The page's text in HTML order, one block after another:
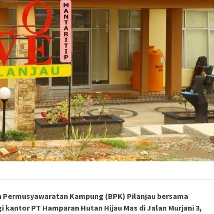
Permusyawaratan Kampung (BPK) Pilanjau bersama
PT Hamparan Hutan Hijau Mas di Jalan Murjani 3,